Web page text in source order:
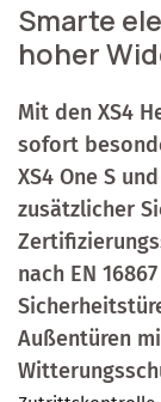
Smarte
hoher
Mit den XS4
sofort
XS4 One S
zusätzlicher
nach EN
Außentüren